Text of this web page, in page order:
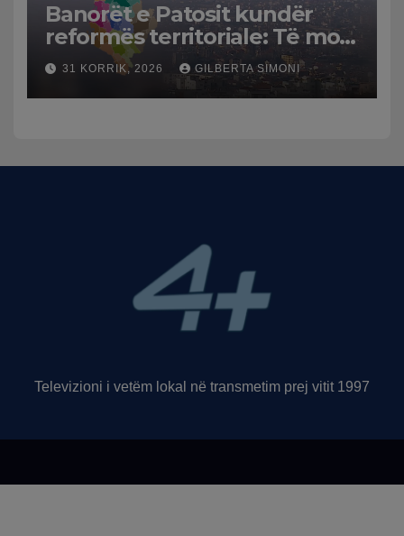
Banorët e Patosit kundër
reformës territoriale: Të mos
humbasim identitetin e
qytetit
31 KORRIK, 2026 GILBERTA SIMONI
Televizioni i vetëm lokal në transmetim prej vitit 1997